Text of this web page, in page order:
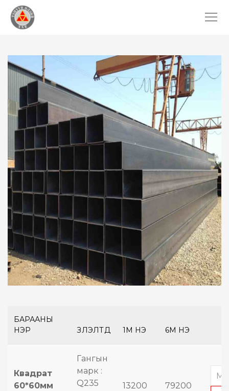
БАРААНЫ
НЭР
ҮЗҮҮЛЭЛТҮҮД 1М ҮНЭ 6М ҮНЭ
Квадрат
60*60мм
Гангын
марк :
Q235
13200 79200